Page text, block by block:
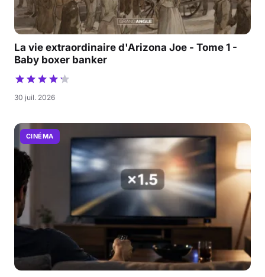
La vie extraordinaire d'Arizona Joe - Tome 1 -
Baby boxer banker
30 juil. 2026
CINÉMA